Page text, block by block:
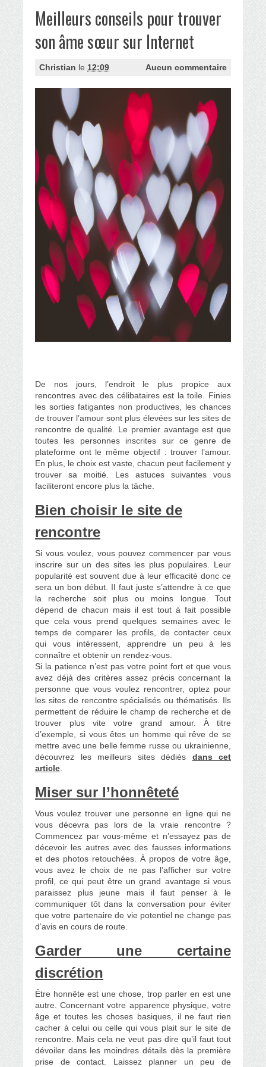
Meilleurs conseils pour trouver
son âme sœur sur Internet
Christian le 12:09 Aucun commentaire
De nos jours, l’endroit le plus propice aux
rencontres avec des célibataires est la toile. Finies
les sorties fatigantes non productives, les chances
de trouver l’amour sont plus élevées sur les sites de
rencontre de qualité. Le premier avantage est que
toutes les personnes inscrites sur ce genre de
plateforme ont le même objectif : trouver l’amour.
En plus, le choix est vaste, chacun peut facilement y
trouver sa moitié. Les astuces suivantes vous
faciliteront encore plus la tâche.
Bien choisir le site de
rencontre
Si vous voulez, vous pouvez commencer par vous
inscrire sur un des sites les plus populaires. Leur
popularité est souvent due à leur efficacité donc ce
sera un bon début. Il faut juste s’attendre à ce que
la recherche soit plus ou moins longue. Tout
dépend de chacun mais il est tout à fait possible
que cela vous prend quelques semaines avec le
temps de comparer les profils, de contacter ceux
qui vous intéressent, apprendre un peu à les
connaître et obtenir un rendez-vous.
Si la patience n’est pas votre point fort et que vous
avez déjà des critères assez précis concernant la
personne que vous voulez rencontrer, optez pour
les sites de rencontre spécialisés ou thématisés. Ils
permettent de réduire le champ de recherche et de
trouver plus vite votre grand amour. À titre
d’exemple, si vous êtes un homme qui rêve de se
mettre avec une belle femme russe ou ukrainienne,
découvrez les meilleurs sites dédiés dans cet
article
Miser sur l’honnêteté
Vous voulez trouver une personne en ligne qui ne
vous décevra pas lors de la vraie rencontre ?
Commencez par vous-même et n’essayez pas de
décevoir les autres avec des fausses informations
et des photos retouchées. À propos de votre âge,
vous avez le choix de ne pas l’afficher sur votre
profil, ce qui peut être un grand avantage si vous
paraissez plus jeune mais il faut penser à le
communiquer tôt dans la conversation pour éviter
que votre partenaire de vie potentiel ne change pas
d’avis en cours de route.
Garder une certaine
discrétion
Être honnête est une chose, trop parler en est une
autre. Concernant votre apparence physique, votre
âge et toutes les choses basiques, il ne faut rien
cacher à celui ou celle qui vous plait sur le site de
rencontre. Mais cela ne veut pas dire qu’il faut tout
dévoiler dans les moindres détails dès la première
prise de contact. Laissez planner un peu de